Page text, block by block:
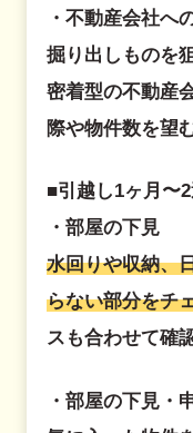
・不動産会社へ
掘り出しものを
密着型の不動産
際や物件数を望
■引越し1ヶ月〜
・部屋の下見
水回りや収納、
らない部分をチ
スも合わせて確
・部屋の下見・